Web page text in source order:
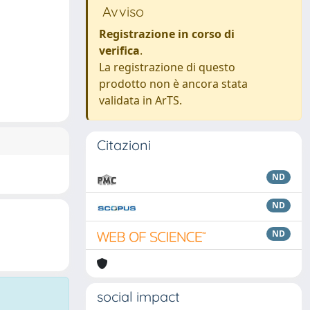
Avviso
Registrazione in corso di
verifica.
La registrazione di questo
prodotto non è ancora stata
validata in ArTS.
Citazioni
ND
ND
ND
social impact